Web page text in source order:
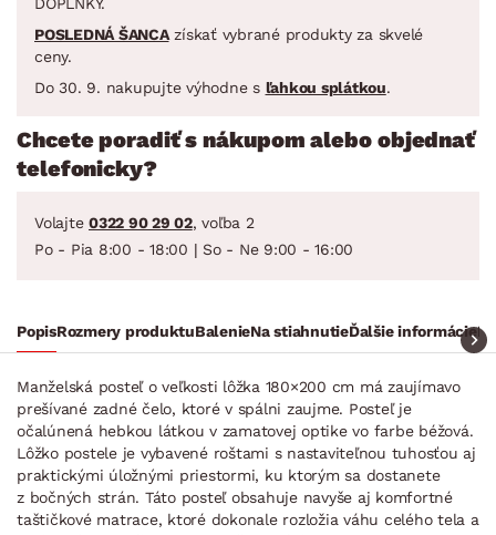
POSLEDNÁ ŠANCAzískať vybrané produkty za skvelé
ceny.
Do 30. 9. nakupujte výhodne s ľahkou splátkou.
Chcete poradiť s nákupom alebo objednať
telefonicky?
Volajte 0322 90 29 02, voľba 2
Po - Pia 8:00 - 18:00 | So - Ne 9:00 - 16:00
PopisRozmery produktuBalenieNa stiahnutieĎalšie informácie
Manželská posteľ o veľkosti lôžka 180×200 cm má zaujímavo
prešívané zadné čelo, ktoré v spálni zaujme. Posteľ je
očalúnená hebkou látkou v zamatovej optike vo farbe béžová.
Lôžko postele je vybavené roštami s nastaviteľnou tuhosťou aj
praktickými úložnými priestormi, ku ktorým sa dostanete
z bočných strán. Táto posteľ obsahuje navyše aj komfortné
taštičkové matrace, ktoré dokonale rozložia váhu celého tela a